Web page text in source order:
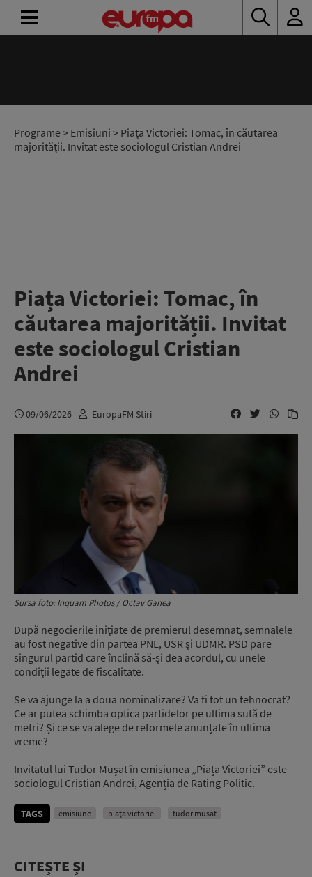
Programe> Emisiuni > Piața Victoriei: Tomac, în căutarea
majorității. Invitat este sociologul Cristian Andrei
Piața Victoriei: Tomac, în
căutarea majorității. Invitat
este sociologul Cristian
Andrei
09/06/2026 EuropaFM Stiri
Sursa foto: Inquam Photos / Octav Ganea
După negocierile inițiate de premierul desemnat, semnalele
au fost negative din partea PNL, USR și UDMR. PSD pare
singurul partid care înclină să-și dea acordul, cu unele
condiții legate de fiscalitate.
Se va ajunge la a doua nominalizare? Va fi tot un tehnocrat?
Ce ar putea schimba optica partidelor pe ultima sută de
metri? Și ce se va alege de reformele anunțate în ultima
vreme?
Invitatul lui Tudor Mușat în emisiunea „Piața Victoriei” este
sociologul Cristian Andrei, Agenția de Rating Politic.
TAGS emisiune piața victoriei tudor musat
CITEȘTE ȘI
RADIO